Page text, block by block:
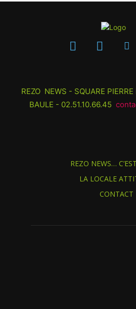
REZO NEWS - SQUARE
BAULE - 02.51.10.66.45
REZO NEWS…
LA LOCALE
CONTACT